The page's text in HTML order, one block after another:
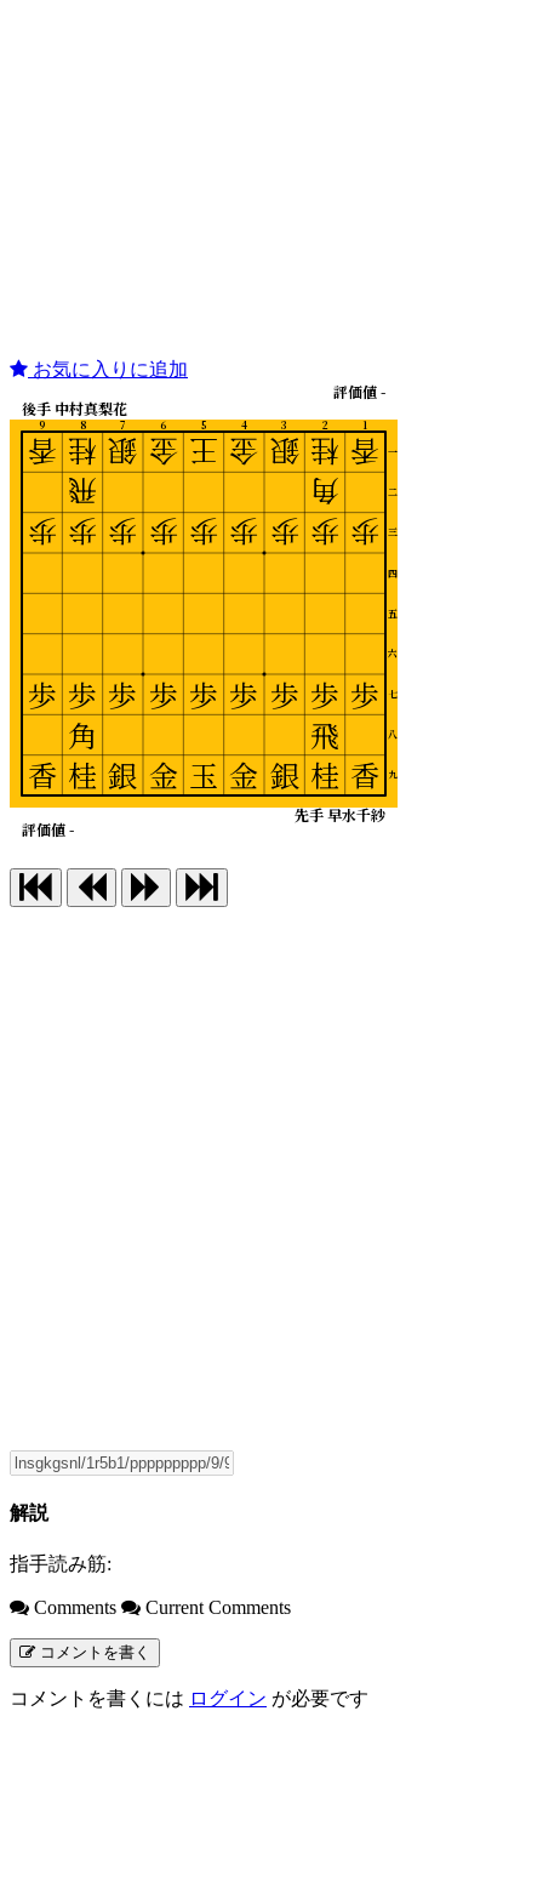
お気に入りに追加
1
2
3
4
5
6
7
8
9
一
二
三
四
五
六
七
八
九
先手 早水千紗
後手 中村真梨花
評価値 -
評価値 -
香
歩
歩
香
桂
角
歩
歩
飛
桂
銀
歩
歩
銀
金
歩
歩
金
王
歩
歩
玉
金
歩
歩
金
銀
歩
歩
銀
桂
飛
歩
歩
角
桂
香
歩
歩
香
解説
指手読み筋:
Comments Current Comments
コメントを書く
コメントを書くには ログイン が必要です